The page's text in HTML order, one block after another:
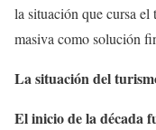
la situación que cursa
masiva como solución
La situación del
El inicio de la década